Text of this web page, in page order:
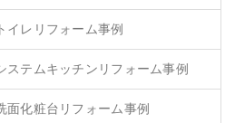
イレリフォーム事例
ステムキッチンリフォーム事例
面化粧台リフォーム事例